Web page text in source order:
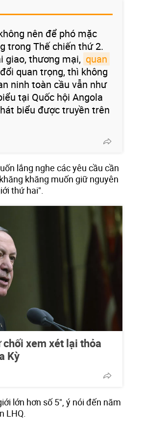
nên để phó mặc
trong Thế chiến thứ 2.
giao, thương mại, quan
quan trọng, thì không
ninh toàn cầu vẫn như
tại Quốc hội Angola
biểu được truyền trên
lắng nghe các yêu cầu cần
khăng muốn giữ nguyên
thứ hai".
xem xét lại thỏa
Kỳ
lớn hơn số 5", ý nói đến năm
LHQ.